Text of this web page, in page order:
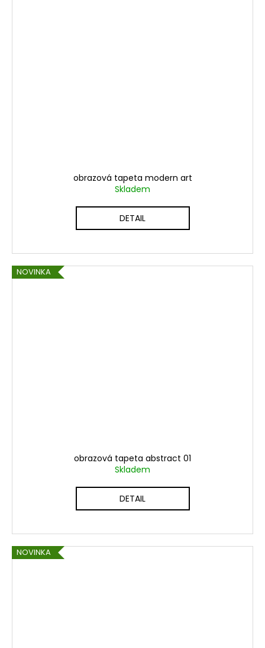
obrazová tapeta modern art
Skladem
DETAIL
NOVINKA
obrazová tapeta abstract 01
Skladem
DETAIL
NOVINKA